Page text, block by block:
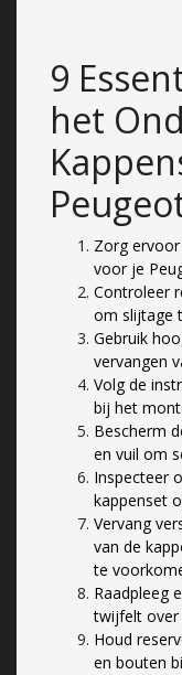
9
het
Zorg
voor je
Controleer
om slijtage
Gebruik
vervangen
Volg de
bij het
Bescherm
en vuil om
Inspecteer
kappenset
Vervang
van de
te
Raadpleeg
twijfelt over
Houd
en bouten